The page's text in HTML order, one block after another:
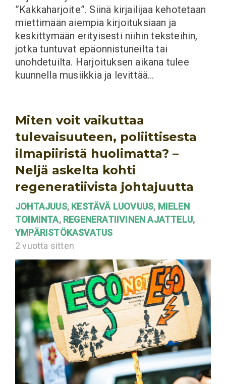
”Kakkaharjoite”. Siinä kirjailijaa kehotetaan
miettimään aiempia kirjoituksiaan ja
keskittymään erityisesti niihin teksteihin,
jotka tuntuvat epäonnistuneilta tai
unohdetuilta. Harjoituksen aikana tulee
kuunnella musiikkia ja levittää…
Miten voit vaikuttaa
tulevaisuuteen, poliittisesta
ilmapiiristä huolimatta? –
Neljä askelta kohti
regeneratiivista johtajuutta
JOHTAJUUS, KESTÄVÄ LUOVUUS, MIELEN
TOIMINTA, REGENERATIIVINEN AJATTELU,
YMPÄRISTÖKASVATUS
2 vuotta sitten